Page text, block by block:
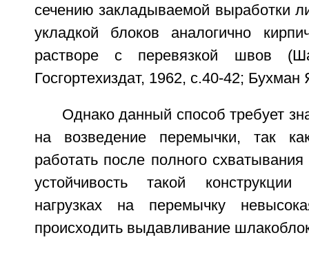
сечению закладываемой выработки
укладкой блоков аналогично
растворе с перевязкой швов
Госгортехиздат, 1962, с.40-42;
Однако данный способ требует
на возведение перемычки, так
работать после полного
устойчивость такой
нагрузках на перемычку
происходить выдавливание